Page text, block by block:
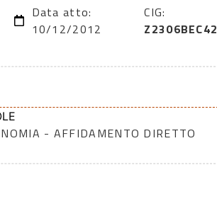
Data atto:
10/12/2012
CIG:
Z2306BEC42
- AFFIDAMENTO DIRETTO